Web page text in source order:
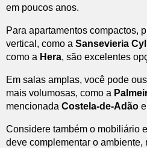
em poucos anos.
Para apartamentos compactos,
vertical, como a Sansevieria
como a Hera, são excelentes
Em salas amplas, você pode
mais volumosas, como a
mencionada Costela-de-Adão
Considere também o mobiliário
deve complementar o ambiente,